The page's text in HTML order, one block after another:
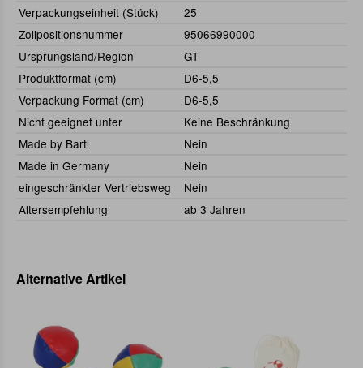
Verpackungseinheit (Stück)
25
Zollpositionsnummer
95066990000
Ursprungsland/Region
GT
Produktformat (cm)
D6-5,5
Verpackung Format (cm)
D6-5,5
Nicht geeignet unter
Keine Beschränkung
Made by Bartl
Nein
Made in Germany
Nein
eingeschränkter Vertriebsweg
Nein
Altersempfehlung
ab 3 Jahren
Alternative Artikel